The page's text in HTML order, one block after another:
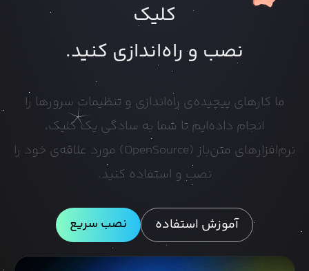
کلیک
نصب و راه‌اندازی کنید.
ما کارهای پیچیده‌ی راه‌اندازی و تنظیمات سرورها را
انجام داده‌ایم تا شما به سادگی یک کلیک،
نرم‌افزارهای متن‌باز (OpenSource) مورد علاقه‌ی خود را
نصب و استفاده کنید.
آموزش استفاده نصب سریع